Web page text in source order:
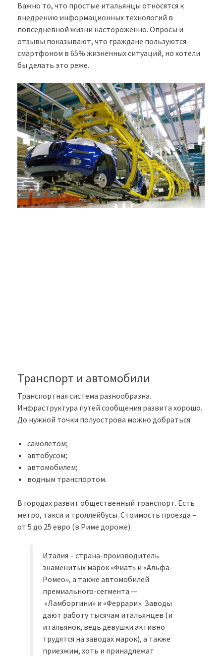
Важно то, что простые итальянцы относятся к
внедрению информационных технологий в
повседневной жизни настороженно. Опросы и
отзывы показывают, что граждане пользуются
смартфоном в 65% жизненных ситуаций, но хотели
бы делать это реже.
Транспорт и автомобили
Транспортная система разнообразна.
Инфраструктура путей сообщения развита хорошо.
До нужной точки полуострова можно добраться:
самолетом;
автобусом;
автомобилем;
водным транспортом.
В городах развит общественный транспорт. Есть
метро, такси и троллейбусы. Стоимость проезда –
от 5 до 25 евро (в Риме дороже).
Италия – страна-производитель
знаменитых марок «Фиат» и «Альфа-
Ромео», а также автомобилей
премиального-сегмента —
«Ламборгини» и «Феррари». Заводы
дают работу тысячам итальянцев (и
итальянок, ведь девушки активно
трудятся на заводах марок), а также
приезжим, хоть и принадлежат